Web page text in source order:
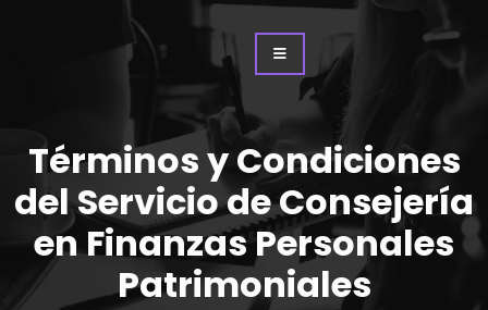
Términos y Condiciones
del Servicio de Consejería
en Finanzas Personales
Patrimoniales